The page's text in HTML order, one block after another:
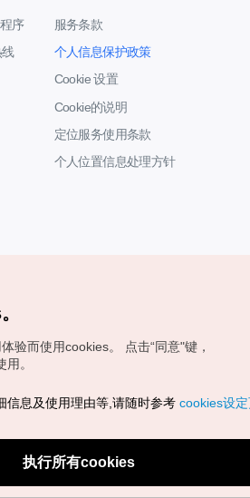
序
线
服务条款
个人信息保护政策
Cookie 设置
Cookie的说明
定位服务使用条款
个人位置信息处理方针
发展局版权所有
验而使用cookies。
点击“同意"键，
。
信息及使用理由等,请随时参考 cookies设
执行所有cookies